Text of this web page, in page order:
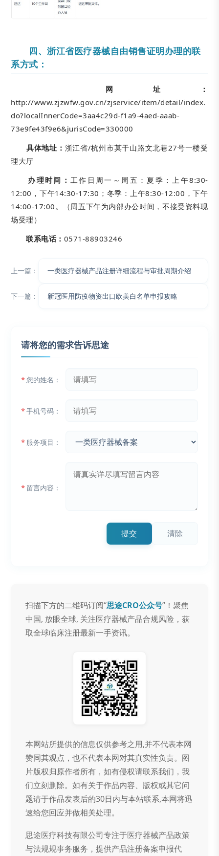
四、浙江省医疗器械自由销售证明办理的联
系方式：
网址：
http://www.zjzwfw.gov.cn/zjservice/item/detail/index.
do?localInnerCode=3aa4c29d-f1a9-4aed-aaab-
73e9fe43f9e6&jurisCode=330000
具体地址： 浙江省/杭州市莫干山路文北巷27号一楼受
理大厅
办理时间： 工作日周一～周五：夏季：上午8:30-
12:00，下午14:30-17:30；冬季：上午8:30-12:00，下午
14:00-17:00。（周五下午为内部办公时间，不接受资料现
场受理）
联系电话： 0571-88903246
上一篇： 一类医疗器械产品注册详细流程与审批周期介绍
下一篇： 新冠医用防疫物资出口欧美白名单申报攻略
请将您的需求告诉思途
*您的姓名：
*手机号码：
* 服务项目：
* 留言内容：
提交 清除
扫描下方的二维码订阅“思途CRO公众号”！聚焦
中国, 放眼全球, 关注医疗器械产品合规风险，获
取全球临床注册最新一手资讯。
本网站所提供的信息仅供参考之用,并不代表本网
赞同其观点，也不代表本网对其真实性负责。图
片版权归原作者所有，如有侵权请联系我们，我
们立刻删除。如有关于作品内容、版权或其它问
题请于作品发表后的30日内与本站联系,本网将迅
速给您回应并做相关处理。
思途医疗科技有限公司专注于医疗器械产品政策
与法规规事务服务，提供产品注册备案申报代